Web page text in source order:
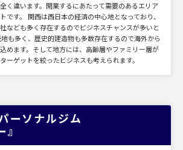
く違います。開業するにあたって需要のあるエリア
です。 関西は西日本の経済の中心地となっており、
なども多く存在するのでビジネスチャンスが多いと
も多く、歴史的建造物も多数存在するので海外から
めます。そして地方には、高齢層やファミリー層が
ーゲットを絞ったビジネスも考えられます。
ーソナルジム
』